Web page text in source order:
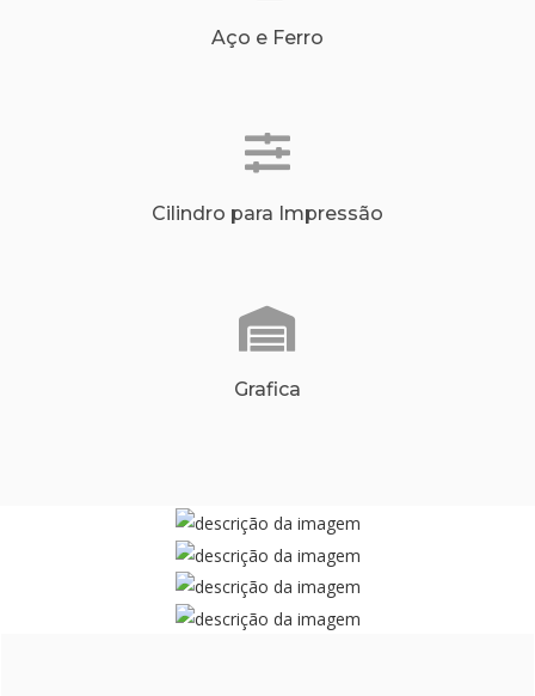
Aço e Ferro
Cilindro para Impressão
Grafica